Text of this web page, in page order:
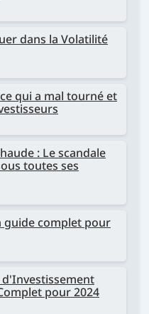
dans la Volatilité
qui a mal tourné et
: Le scandale
toutes ses
guide complet pour
pour 2024